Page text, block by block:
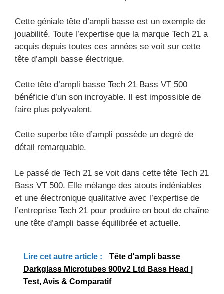
Cette géniale tête d’ampli basse est un exemple de
jouabilité. Toute l’expertise que la marque Tech 21 a
acquis depuis toutes ces années se voit sur cette
tête d’ampli basse électrique.
Cette tête d’ampli basse Tech 21 Bass VT 500
bénéficie d’un son incroyable. Il est impossible de
faire plus polyvalent.
Cette superbe tête d’ampli possède un degré de
détail remarquable.
Le passé de Tech 21 se voit dans cette tête Tech 21
Bass VT 500. Elle mélange des atouts indéniables
et une électronique qualitative avec l’expertise de
l’entreprise Tech 21 pour produire en bout de chaîne
une tête d’ampli basse équilibrée et actuelle.
Lire cet autre article :
Tête d'ampli basse
Darkglass Microtubes 900v2 Ltd Bass Head |
Test, Avis & Comparatif